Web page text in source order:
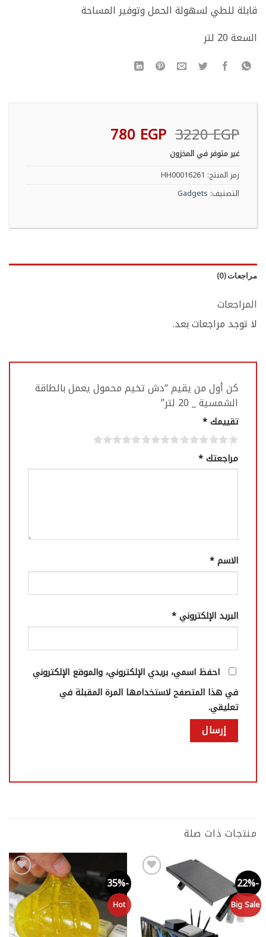
قابلة للطي لسهولة الحمل وتوفير المساحة
السعة 20 لتر
3220EGP السعر
الأصلي
هو:
3220 EGP.
780EGP السعر
الحالي
هو:
780 EGP.
غير متوفر في المخزون
رمز المنتج:HH00016261
التصنيف:Gadgets
مراجعات (0)
المراجعات
لا توجد مراجعات بعد.
كن أول من يقيم “دش تخيم محمول يعمل بالطاقة
الشمسية _ 20 لتر”
تقييمك*
مراجعتك*
الاسم*
البريد الإلكتروني*
احفظ اسمي، بريدي الإلكتروني، والموقع الإلكتروني
في هذا المتصفح لاستخدامها المرة المقبلة في
تعليقي.
منتجات ذات صلة
Big Sale
Hot
Add to
wishlist